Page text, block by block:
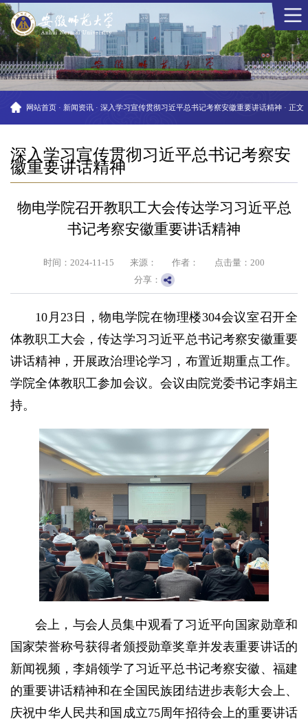
网站首页 · 新闻资讯 · 深入学习宣传贯彻习近平总书记考察安徽重要讲话精神 · 正文
深入学习宣传贯彻习近平总书记考察安
徽重要讲话精神
物电学院召开教职工大会传达学习习近平总
书记考察安徽重要讲话精神
时间：2024-11-15 来源： 作者： 点击量： 200
分享：
10月23日，物电学院在物理楼304会议室召开全
体教职工大会，传达学习习近平总书记考察安徽重要
讲话精神，开展政治理论学习，布置近期重点工作。
学院全体教职工参加会议。会议由院党委书记李娟主
持。
会上，与会人员集中观看了习近平向国家勋章和
国家荣誉称号获得者颁授勋章奖章并发表重要讲话的
新闻视频，李娟领学了习近平总书记考察安徽、福建
的重要讲话精神和在全国民族团结进步表彰大会上、
庆祝中华人民共和国成立75周年招待会上的重要讲话